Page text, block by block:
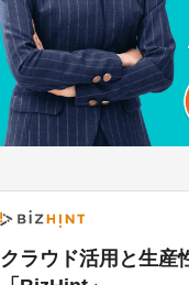
クラウド活用と生産